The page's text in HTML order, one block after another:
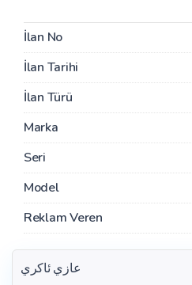
İlan No
İlan Tarihi
İlan Türü
Marka
Seri
Model
Reklam Veren
عازي ئاكري